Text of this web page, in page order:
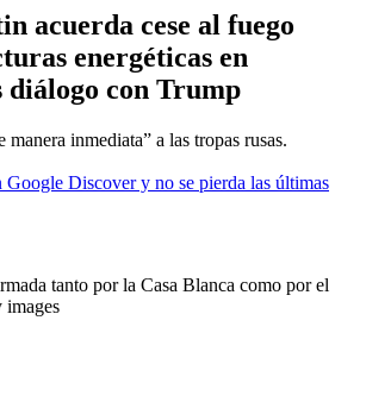
acuerda cese al fuego
energéticas en
con Trump
inmediata” a las tropas rusas.
Google Discover y no se pierda las últimas
tanto por la Casa Blanca como por el
images